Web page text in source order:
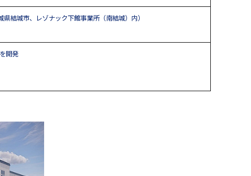
結城市、レゾナック下館事業所（南結城）内）
開発